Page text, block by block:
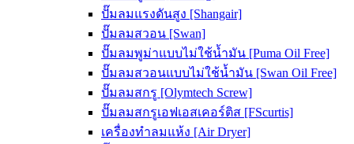
ปั๊มลมแรงดันสูง [Shangair]
ปั๊มลมสวอน [Swan]
ปั๊มลมพูม่าแบบไม่ใช้น้ำมัน [Puma Oil Free]
ปั๊มลมสวอนแบบไม่ใช้น้ำมัน [Swan Oil Free]
ปั๊มลมสกรู [Olymtech Screw]
ปั๊มลมสกรูเอฟเอสเคอร์ติส [FScurtis]
เครื่องทำลมแห้ง [Air Dryer]